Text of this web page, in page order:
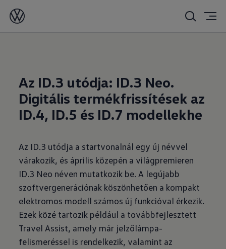
2026. 03. 17.
Az ID.3 utódja: ID.3 Neo.
Digitális termékfrissítések az
ID.4, ID.5 és ID.7 modellekhe
Az ID.3 utódja a startvonalnál egy új névvel
várakozik, és április közepén a világpremieren
ID.3 Neo néven mutatkozik be. A legújabb
szoftvergenerációnak köszönhetően a kompakt
elektromos modell számos új funkcióval érkezik.
Ezek közé tartozik például a továbbfejlesztett
Travel Assist, amely már jelzőlámpa-
felismeréssel is rendelkezik, valamint az